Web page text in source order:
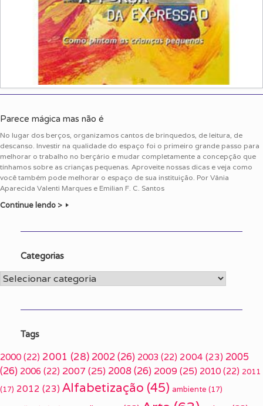
Parece mágica mas não é
No lugar dos berços, organizamos cantos de brinquedos, de leitura, de
descanso. Investir na qualidade do espaço foi o primeiro grande passo para
melhorar o trabalho no berçário e mudar completamente a concepção que
tínhamos sobre as crianças pequenas. Aproveite nossas dicas e veja como
você também pode melhorar o espaço de sua instituição. Por Vânia
Aparecida Valenti Marques e Emilian F. C. Santos
Continue lendo >
Categorias
Categorias
Tags
2000 (22) 2001 (28) 2002(26) 2003 (22) 2004 (23) 2005
(26) 2006 (22) 2007 (25) 2008(26) 2009(25) 2010 (22) 2011
(17) 2012 (23) Alfabetização (45) ambiente (17)